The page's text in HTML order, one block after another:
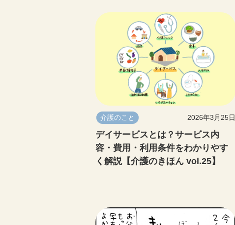
介護のこと 2026年3月25日
デイサービスとは？サービス内
容・費用・利用条件をわかりやす
く解説【介護のきほん vol.25】